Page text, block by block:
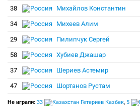
38 Михайлов Константин
34 Михеев Алим
29 Пилипчук Сергей
58 Хубиев Джашар
37 Шериев Астемир
47 Шортанов Рустам
Не играли: 33 Гетериев Казбек, 5